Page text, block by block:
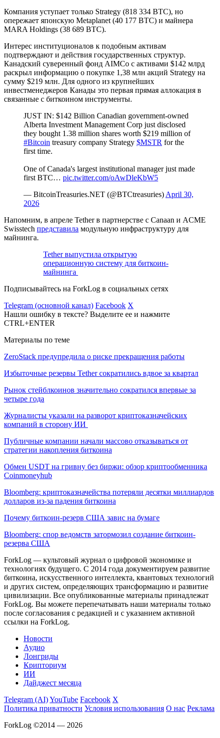
Компания уступает только Strategy (818 334 BTC), но
опережает японскую Metaplanet (40 177 BTC) и майнера
MARA Holdings (38 689 BTC).
Интерес институционалов к подобным активам
подтверждают и действия государственных структур.
Канадский суверенный фонд AIMCo с активами $142 млрд
раскрыл информацию о покупке 1,38 млн акций Strategy на
сумму $219 млн. Для одного из крупнейших
инвестменеджеров Канады это первая прямая аллокация в
связанные с биткоином инструменты.
JUST IN: $142 Billion Canadian government-owned
Alberta Investment Management Corp just disclosed
they bought 1.38 million shares worth $219 million of
#Bitcoin treasury company Strategy $MSTR for the
first time.
One of Canada's largest institutional manager just made
first BTC… pic.twitter.com/oAwDleKbW5
— BitcoinTreasuries.NET (@BTCtreasuries) April 30,
2026
Напомним, в апреле Tether в партнерстве с Canaan и ACME
Swisstech представила модульную инфраструктуру для
майнинга.
Tether выпустила открытую
операционную систему для биткоин-
майнинга
Подписывайтесь на ForkLog в социальных сетях
Telegram (основной канал) Facebook X
Нашли ошибку в тексте? Выделите ее и нажмите
CTRL+ENTER
Материалы по теме
ZeroStack предупредила о риске прекращения работы
Избыточные резервы Tether сократились вдвое за квартал
Рынок стейблкоинов значительно сократился впервые за
четыре года
Журналисты указали на разворот криптоказначейских
компаний в сторону ИИ
Публичные компании начали массово отказываться от
стратегии накопления биткоина
Обмен USDT на гривну без биржи: обзор криптообменника
Coinmoneyhub
Bloomberg: криптоказначейства потеряли десятки миллиардов
долларов из-за падения биткоина
Почему биткоин-резерв США завис на бумаге
Bloomberg: спор ведомств затормозил создание биткоин-
резерва США
ForkLog — культовый журнал о цифровой экономике и
технологиях будущего. С 2014 года документируем развитие
биткоина, искусственного интеллекта, квантовых технологий
и других систем, определяющих трансформацию и развитие
цивилизации. Все опубликованные материалы принадлежат
ForkLog. Вы можете перепечатывать наши материалы только
после согласования с редакцией и с указанием активной
ссылки на ForkLog.
Новости
Аудио
Лонгриды
Крипториум
ИИ
Дайджест месяца
Telegram (AI)YouTube Facebook X
Политика приватности Условия использования О нас Реклама
ForkLog ©2014 — 2026